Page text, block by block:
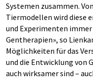
Systemen zusammen.
Tiermodellen wird diese
und Experimenten
Gentherapien», so
Möglichkeiten für das
und die Entwicklung von
auch wirksamer sind –